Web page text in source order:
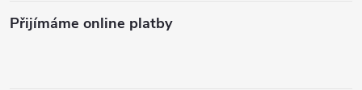
Přijímáme online platby